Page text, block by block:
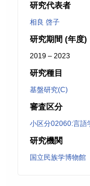
研究代表者
相良 啓子
研究期間 (年度)
2019 – 2023
研究種目
基盤研究(C)
審査区分
小区分02060:言語
研究機関
国立民族学博物館